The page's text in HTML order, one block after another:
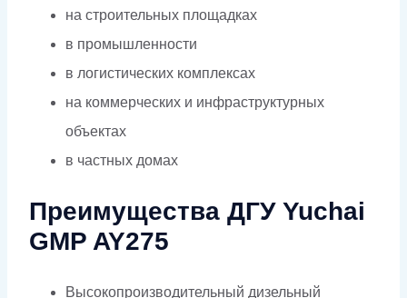
на строительных площадках
в промышленности
в логистических комплексах
на коммерческих и инфраструктурных
объектах
в частных домах
Преимущества ДГУ Yuchai
GMP AY275
Высокопроизводительный дизельный